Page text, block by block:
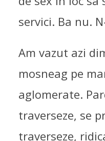
OAMENI IN JUR
servici. Ba nu.
Am vazut azi
mosneag pe
aglomerate.
traverseze, se
traverseze,